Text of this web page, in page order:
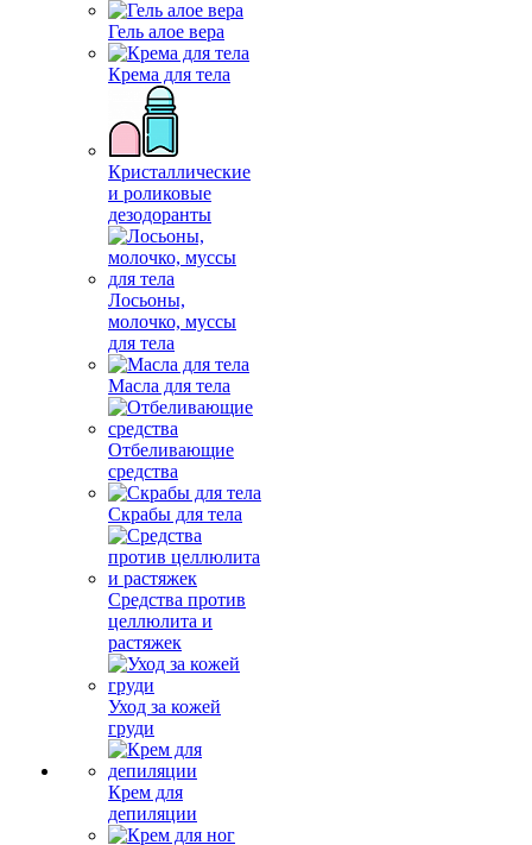
Гель алое вера
Крема для тела
Кристаллические
и роликовые
дезодоранты
Лосьоны,
молочко, муссы
для тела
Масла для тела
Отбеливающие
средства
Скрабы для тела
Средства против
целлюлита и
растяжек
Уход за кожей
груди
Крем для
депиляции